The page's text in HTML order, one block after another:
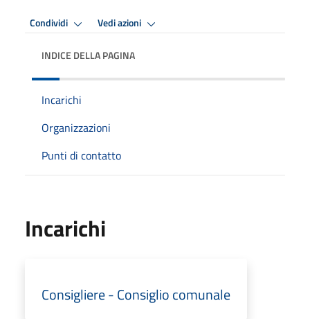
Condividi Vedi azioni
INDICE DELLA PAGINA
Incarichi
Organizzazioni
Punti di contatto
Incarichi
Consigliere - Consiglio comunale